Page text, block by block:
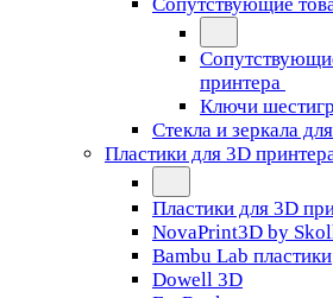
принтера
Ключи
Стекла и зеркала
Пластики для 3D
Пластики для 3D
NovaPrint3D by
Bambu Lab пластики
Dowell 3D